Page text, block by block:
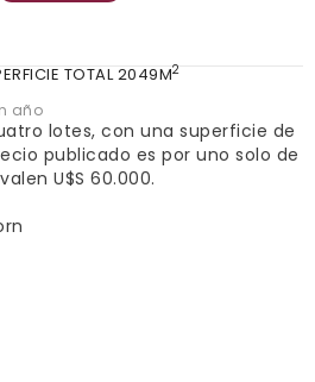
TOTAL 2049M2
año
lotes, con una superficie de
publicado es por uno solo de
U$S 60.000.